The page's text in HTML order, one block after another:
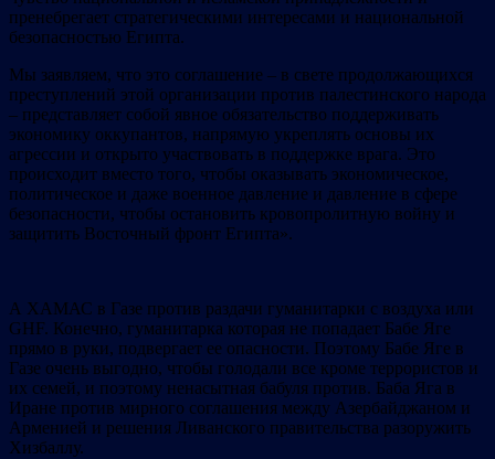
пренебрегает стратегическими интересами и национальной
безопасностью Египта.
Мы заявляем, что это соглашение – в свете продолжающихся
преступлений этой организации против палестинского народа
– представляет собой явное обязательство поддерживать
экономику оккупантов, напрямую укреплять основы их
агрессии и открыто участвовать в поддержке врага. Это
происходит вместо того, чтобы оказывать экономическое,
политическое и даже военное давление и давление в сфере
безопасности, чтобы остановить кровопролитную войну и
защитить Восточный фронт Египта».
А ХАМАС в Газе против раздачи гуманитарки с воздуха или
GHF. Конечно, гуманитарка которая не попадает Бабе Яге
прямо в руки, подвергает ее опасности. Поэтому Бабе Яге в
Газе очень выгодно, чтобы голодали все кроме террористов и
их семей, и поэтому ненасытная бабуля против. Баба Яга в
Иране против мирного соглашения между Азербайджаном и
Арменией и решения Ливанского правительства разоружить
Хизбаллу.